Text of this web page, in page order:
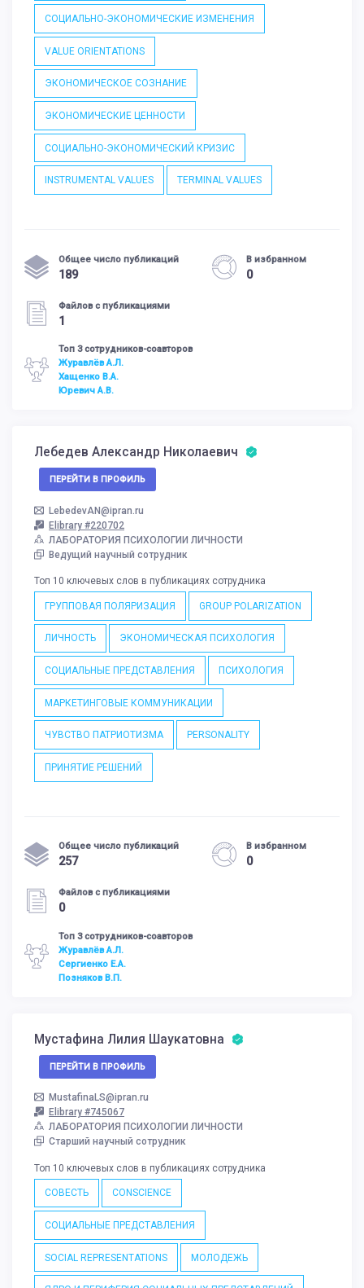
СОЦИАЛЬНО-ЭКОНОМИЧЕСКИЕ ИЗМЕНЕНИЯ
VALUE ORIENTATIONS
ЭКОНОМИЧЕСКОЕ СОЗНАНИЕ
ЭКОНОМИЧЕСКИЕ ЦЕННОСТИ
СОЦИАЛЬНО-ЭКОНОМИЧЕСКИЙ КРИЗИС
INSTRUMENTAL VALUES TERMINAL VALUES
Общее число публикаций
189
В избранном
0
Файлов с публикациями
1
Топ 3 сотрудников-соавторов
Журавлёв А.Л.
Хащенко В.А.
Юревич А.В.
Лебедев Александр Николаевич
ПЕРЕЙТИ В ПРОФИЛЬ
LebedevAN@ipran.ru
Elibrary #220702
ЛАБОРАТОРИЯ ПСИХОЛОГИИ ЛИЧНОСТИ
Ведущий научный сотрудник
Топ 10 ключевых слов в публикациях сотрудника
ГРУППОВАЯ ПОЛЯРИЗАЦИЯ GROUP POLARIZATION
ЛИЧНОСТЬ ЭКОНОМИЧЕСКАЯ ПСИХОЛОГИЯ
СОЦИАЛЬНЫЕ ПРЕДСТАВЛЕНИЯ ПСИХОЛОГИЯ
МАРКЕТИНГОВЫЕ КОММУНИКАЦИИ
ЧУВСТВО ПАТРИОТИЗМА PERSONALITY
ПРИНЯТИЕ РЕШЕНИЙ
Общее число публикаций
257
В избранном
0
Файлов с публикациями
0
Топ 3 сотрудников-соавторов
Журавлёв А.Л.
Сергиенко Е.А.
Позняков В.П.
Мустафина Лилия Шаукатовна
ПЕРЕЙТИ В ПРОФИЛЬ
MustafinaLS@ipran.ru
Elibrary #745067
ЛАБОРАТОРИЯ ПСИХОЛОГИИ ЛИЧНОСТИ
Старший научный сотрудник
Топ 10 ключевых слов в публикациях сотрудника
СОВЕСТЬ CONSCIENCE
СОЦИАЛЬНЫЕ ПРЕДСТАВЛЕНИЯ
SOCIAL REPRESENTATIONS МОЛОДЕЖЬ